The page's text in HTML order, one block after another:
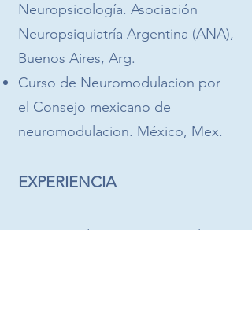
Neuropsicología. Asociación
Neuropsiquiatría Argentina (ANA),
Buenos Aires, Arg.
Curso de Neuromodulacion por
el Consejo mexicano de
neuromodulacion. México, Mex.
EXPERIENCIA
Como médico psiquiatra en la